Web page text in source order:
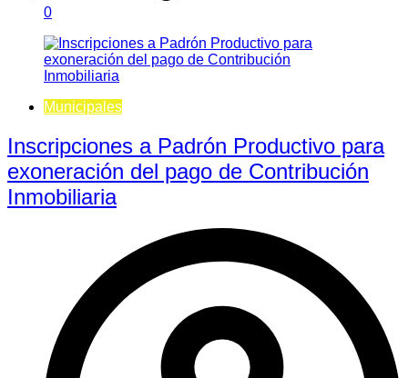
0
Municipales
Inscripciones a Padrón Productivo para
exoneración del pago de Contribución
Inmobiliaria